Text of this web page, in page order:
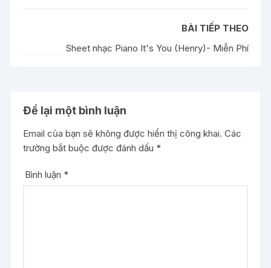
BÀI TIẾP THEO
Sheet nhạc Piano It's You (Henry)- Miễn Phí
Để lại một bình luận
Email của bạn sẽ không được hiển thị công khai. Các
trường bắt buộc được đánh dấu *
Bình luận *